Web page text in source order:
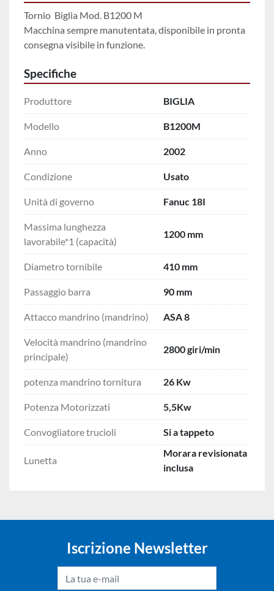
Tornio  Biglia Mod. B1200 M
Macchina sempre manutentata, disponibile in pronta
consegna visibile in funzione.
Specifiche
Produttore BIGLIA
Modello B1200M
Anno 2002
Condizione Usato
Unità di governo Fanuc 18I
Massima lunghezza
lavorabile*1 (capacità)
1200 mm
Diametro tornibile 410 mm
Passaggio barra 90 mm
Attacco mandrino (mandrino) ASA 8
Velocità mandrino (mandrino
principale)
2800 giri/min
potenza mandrino tornitura 26 Kw
Potenza Motorizzati 5,5Kw
Convogliatore trucioli Si a tappeto
Lunetta
Morara revisionata
inclusa
Iscrizione Newsletter